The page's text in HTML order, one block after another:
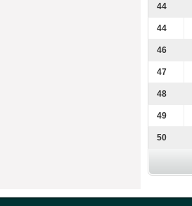
44
44
46
47
48
49
50